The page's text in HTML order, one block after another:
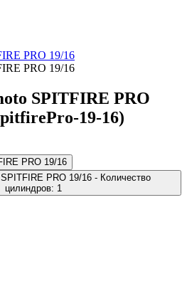
PRO 19/16
PRO 19/16
SPITFIRE PRO
19-16)